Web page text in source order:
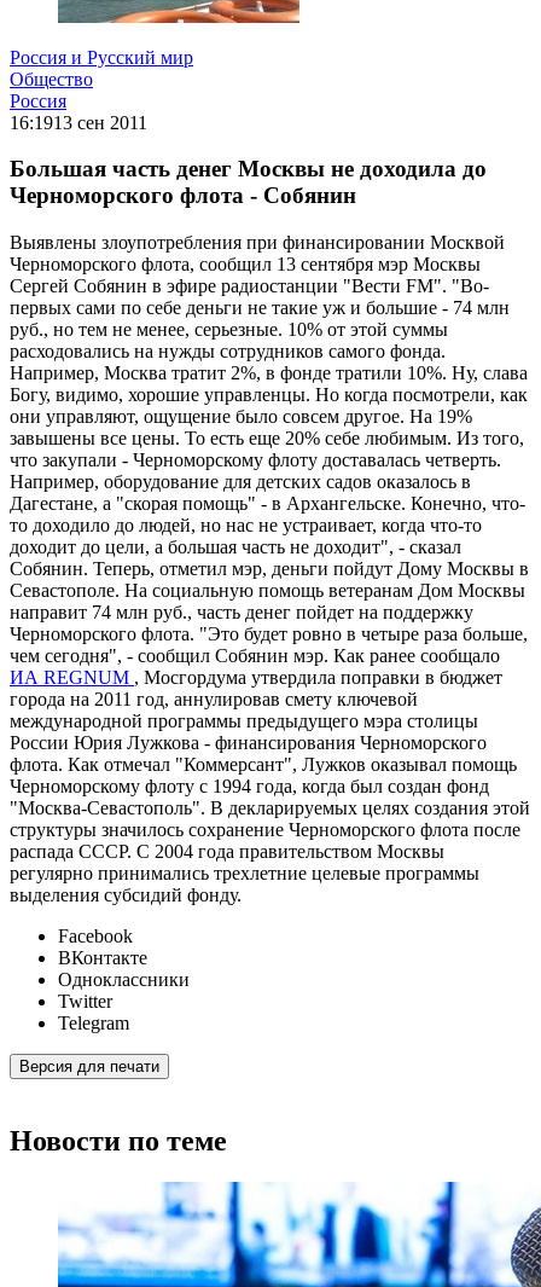
Россия и Русский мир
Общество
Россия
16:1913 сен 2011
Большая часть денег Москвы не доходила до
Черноморского флота - Собянин
Выявлены злоупотребления при финансировании Москвой
Черноморского флота, сообщил 13 сентября мэр Москвы
Сергей Собянин в эфире радиостанции "Вести FM". "Во-
первых сами по себе деньги не такие уж и большие - 74 млн
руб., но тем не менее, серьезные. 10% от этой суммы
расходовались на нужды сотрудников самого фонда.
Например, Москва тратит 2%, в фонде тратили 10%. Ну, слава
Богу, видимо, хорошие управленцы. Но когда посмотрели, как
они управляют, ощущение было совсем другое. На 19%
завышены все цены. То есть еще 20% себе любимым. Из того,
что закупали - Черноморскому флоту доставалась четверть.
Например, оборудование для детских садов оказалось в
Дагестане, а "скорая помощь" - в Архангельске. Конечно, что-
то доходило до людей, но нас не устраивает, когда что-то
доходит до цели, а большая часть не доходит", - сказал
Собянин. Теперь, отметил мэр, деньги пойдут Дому Москвы в
Севастополе. На социальную помощь ветеранам Дом Москвы
направит 74 млн руб., часть денег пойдет на поддержку
Черноморского флота. "Это будет ровно в четыре раза больше,
чем сегодня", - сообщил Собянин мэр. Как ранее сообщало
ИА REGNUM , Мосгордума утвердила поправки в бюджет
города на 2011 год, аннулировав смету ключевой
международной программы предыдущего мэра столицы
России Юрия Лужкова - финансирования Черноморского
флота. Как отмечал "Коммерсант", Лужков оказывал помощь
Черноморскому флоту с 1994 года, когда был создан фонд
"Москва-Севастополь". В декларируемых целях создания этой
структуры значилось сохранение Черноморского флота после
распада СССР. С 2004 года правительством Москвы
регулярно принимались трехлетние целевые программы
выделения субсидий фонду.
Facebook
ВКонтакте
Одноклассники
Twitter
Telegram
Версия для печати
Новости по теме